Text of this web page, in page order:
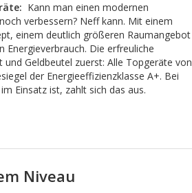
Kann man einen modernen
verbessern? Neff kann. Mit einem
einem deutlich größeren Raumangebot
Energieverbrauch. Die erfreuliche
Geldbeutel zuerst: Alle Topgeräte von
der Energieeffizienzklasse A+. Bei
Einsatz ist, zahlt sich das aus.
Niveau